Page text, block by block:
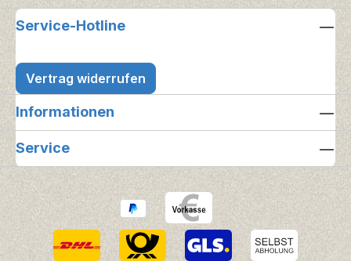
Service-Hotline
Vertrag widerrufen
Informationen
Service